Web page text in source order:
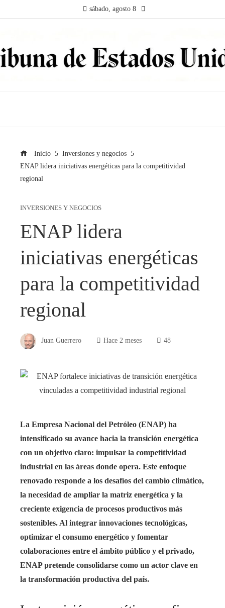
sábado, agosto 8
Inicio
Inversiones y negocios
ENAP lidera iniciativas energéticas para la competitividad
regional
INVERSIONES Y NEGOCIOS
ENAP lidera
iniciativas energéticas
para la competitividad
regional
Juan Guerrero Hace 2 meses 48
La Empresa Nacional del Petróleo (ENAP) ha
intensificado su avance hacia la transición energética
con un objetivo claro: impulsar la competitividad
industrial en las áreas donde opera. Este enfoque
renovado responde a los desafíos del cambio climático,
la necesidad de ampliar la matriz energética y la
creciente exigencia de procesos productivos más
sostenibles. Al integrar innovaciones tecnológicas,
optimizar el consumo energético y fomentar
colaboraciones entre el ámbito público y el privado,
ENAP pretende consolidarse como un actor clave en
la transformación productiva del país.